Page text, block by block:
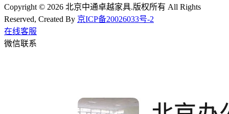
Copyright © 2026 北京中通卓越家具.版权所有 All Rights
Reserved, Created By 京ICP备20026033号-2
在线客服
微信联系